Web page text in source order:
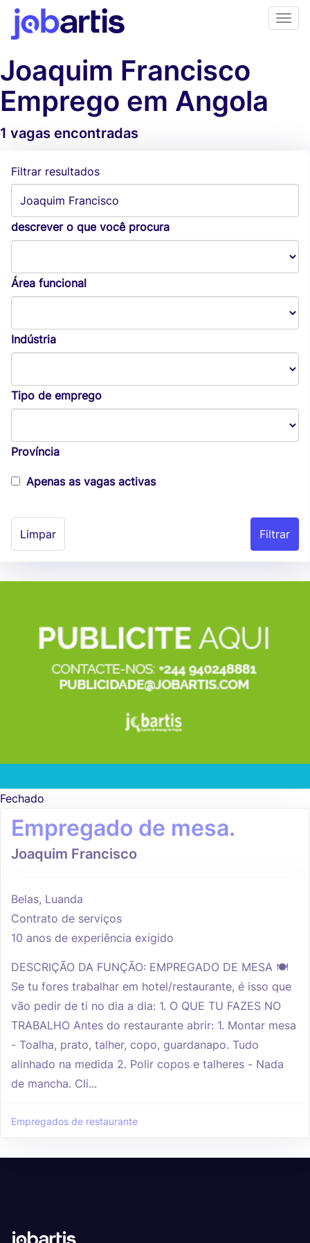
Joaquim Francisco
Emprego em Angola
1 vagas encontradas
Filtrar resultados
descrever o que você procura
Área funcional
Indústria
Tipo de emprego
Província
Apenas as vagas activas
Limpar
Fechado
Empregado de mesa.
Joaquim Francisco
Belas, Luanda
Contrato de serviços
10 anos de experiência exigido
DESCRIÇÃO DA FUNÇÃO: EMPREGADO DE MESA 🍽️
Se tu fores trabalhar em hotel/restaurante, é isso que
vão pedir de ti no dia a dia: 1. O QUE TU FAZES NO
TRABALHO Antes do restaurante abrir: 1. Montar mesa
- Toalha, prato, talher, copo, guardanapo. Tudo
alinhado na medida 2. Polir copos e talheres - Nada
de mancha. Cli...
Empregados de restaurante